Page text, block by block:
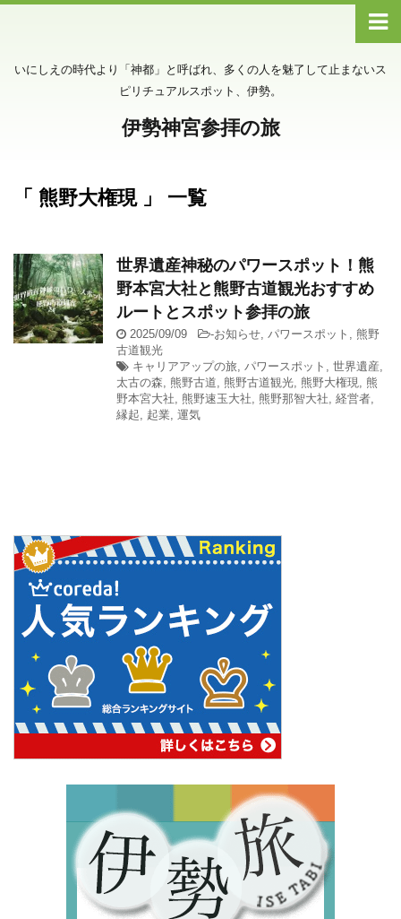
いにしえの時代より「神都」と呼ばれ、多くの人を魅了して止まないス
ピリチュアルスポット、伊勢。
伊勢神宮参拝の旅
「 熊野大権現 」 一覧
世界遺産神秘のパワースポット！熊
野本宮大社と熊野古道観光おすすめ
ルートとスポット参拝の旅
2025/09/09 -お知らせ, パワースポット , 熊野
古道観光
キャリアアップの旅, パワースポット , 世界遺産,
太古の森, 熊野古道, 熊野古道観光, 熊野大権現, 熊
野本宮大社, 熊野速玉大社, 熊野那智大社, 経営者,
縁起, 起業, 運気